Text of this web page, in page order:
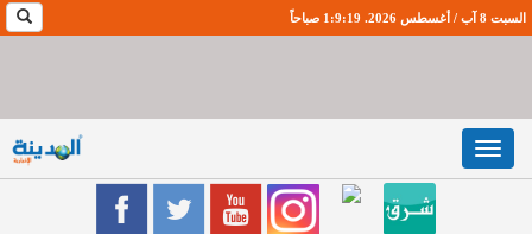
السبت 8 آب / أغسطس 2026. 1:9:19 صباحاً
Toggle
navigation